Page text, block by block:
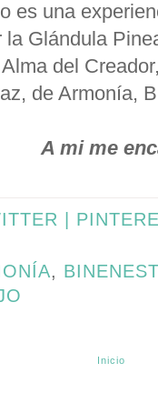
es una
Glándula
del
de Armonía,
besar
|
,
Inicio